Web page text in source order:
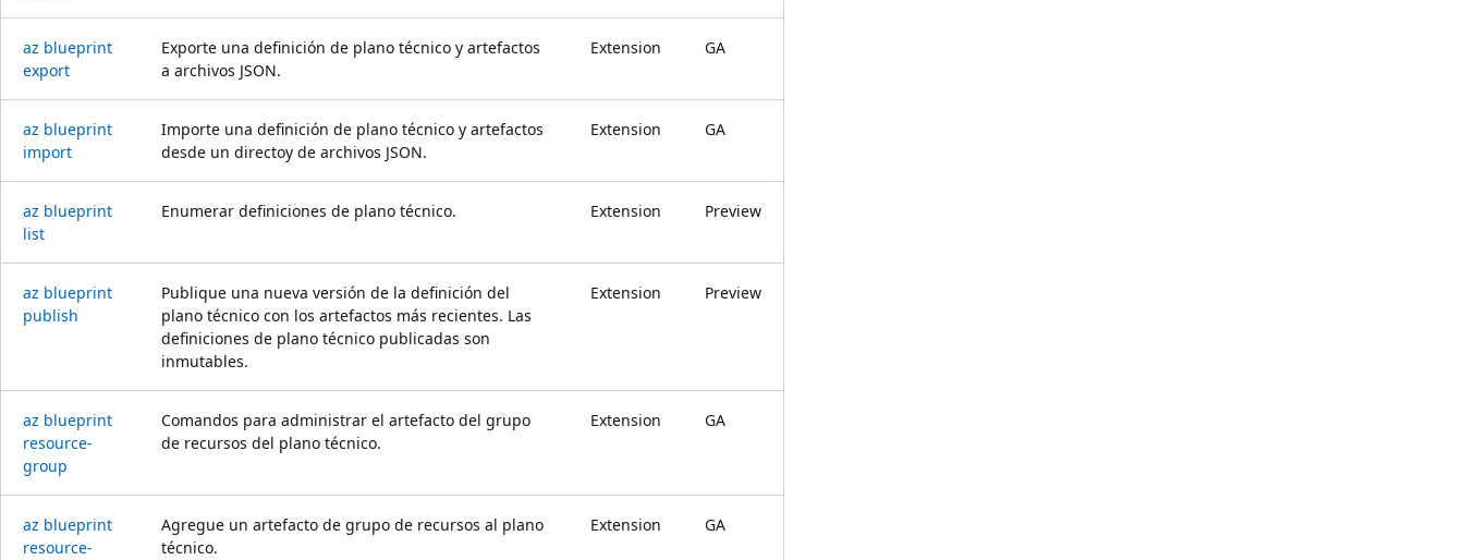
az blueprint
export
Exporte una definición de plano técnico y artefactos
a archivos JSON.
Extension GA
az blueprint
import
Importe una definición de plano técnico y artefactos
desde un directoy de archivos JSON.
Extension GA
az blueprint
list
Enumerar definiciones de plano técnico. Extension Preview
az blueprint
publish
Publique una nueva versión de la definición del
plano técnico con los artefactos más recientes. Las
definiciones de plano técnico publicadas son
inmutables.
Extension Preview
az blueprint
resource-
group
Comandos para administrar el artefacto del grupo
de recursos del plano técnico.
Extension GA
az blueprint
resource-
Agregue un artefacto de grupo de recursos al plano
técnico.
Extension GA